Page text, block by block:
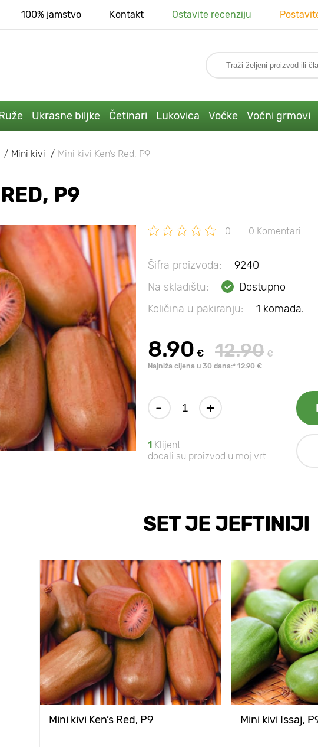
100% jamstvo Kontakt Ostavite recenziju
Ukrasne biljke Četinari Lukovica Voćke Voćni grmovi
Mini kivi Mini kivi Ken’s Red, P9
P9
0 0 Komentari
Šifra proizvoda:
9240
Na skladištu:
Dostupno
Količina u pakiranju:
1 komada.
8.90 € 12.90 €
Najniža cijena u 30 dana:* 12.90 €
- +
1 Klijent
dodali su proizvod u moj vrt
SET JE JEFTINIJI
Mini kivi Ken’s Red, P9 Mini kivi Issaj,